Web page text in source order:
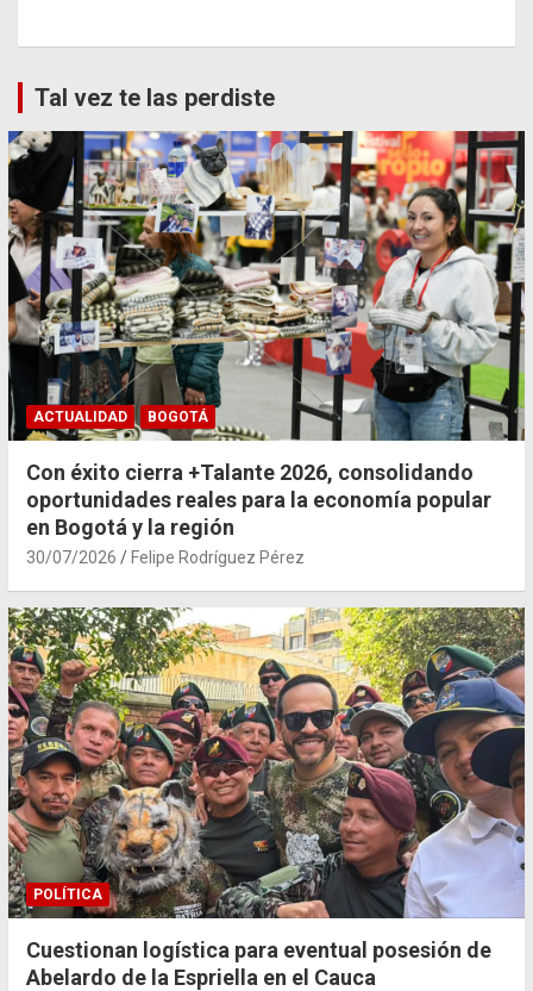
Tal vez te las perdiste
ACTUALIDAD BOGOTÁ
Con éxito cierra +Talante 2026, consolidando
oportunidades reales para la economía popular
en Bogotá y la región
30/07/2026 Felipe Rodríguez Pérez
POLÍTICA
Cuestionan logística para eventual posesión de
Abelardo de la Espriella en el Cauca